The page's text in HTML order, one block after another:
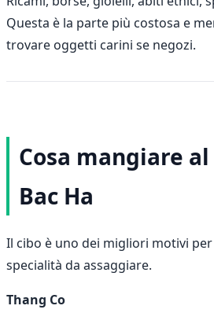
Questa è la parte più costosa e
trovare oggetti carini se negozi.
Cosa mangiare
Bac Ha
Il cibo è uno dei migliori motivi per
specialità da assaggiare.
Thang Co